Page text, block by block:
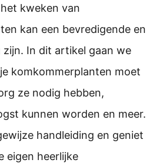
kweken van
kan een bevredigende en
zijn. In dit artikel gaan we
komkommerplanten moet
ze nodig hebben,
kunnen worden en meer.
handleiding en geniet
eigen heerlijke